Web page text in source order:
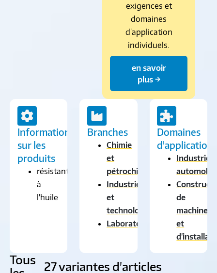
exigences et
domaines
d'application
individuels.
en savoir
plus →
Informations
sur les
produits
résistant
à
l'huile
Branches
Chimie
et
pétrochimie
Industrie
et
technologie
Laboratoire
Domaines
d'application
Industrie
de
machines
et
Tous
27 variantes d'articles